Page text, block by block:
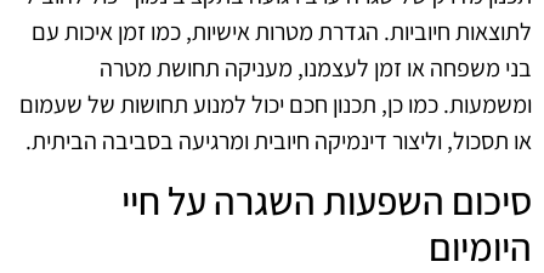
לתוצאות חיוביות. הגדרת מטרות אישיות, כמו זמן איכות עם
בני משפחה או זמן לעצמנו, מעניקה תחושת מטרה
ומשמעות. כמו כן, תכנון חכם יכול למנוע תחושות של שעמום
או תסכול, וליצור דינמיקה חיובית ומרגיעה בסביבה הביתית.
סיכום השפעות השגרה על חיי
היומיום